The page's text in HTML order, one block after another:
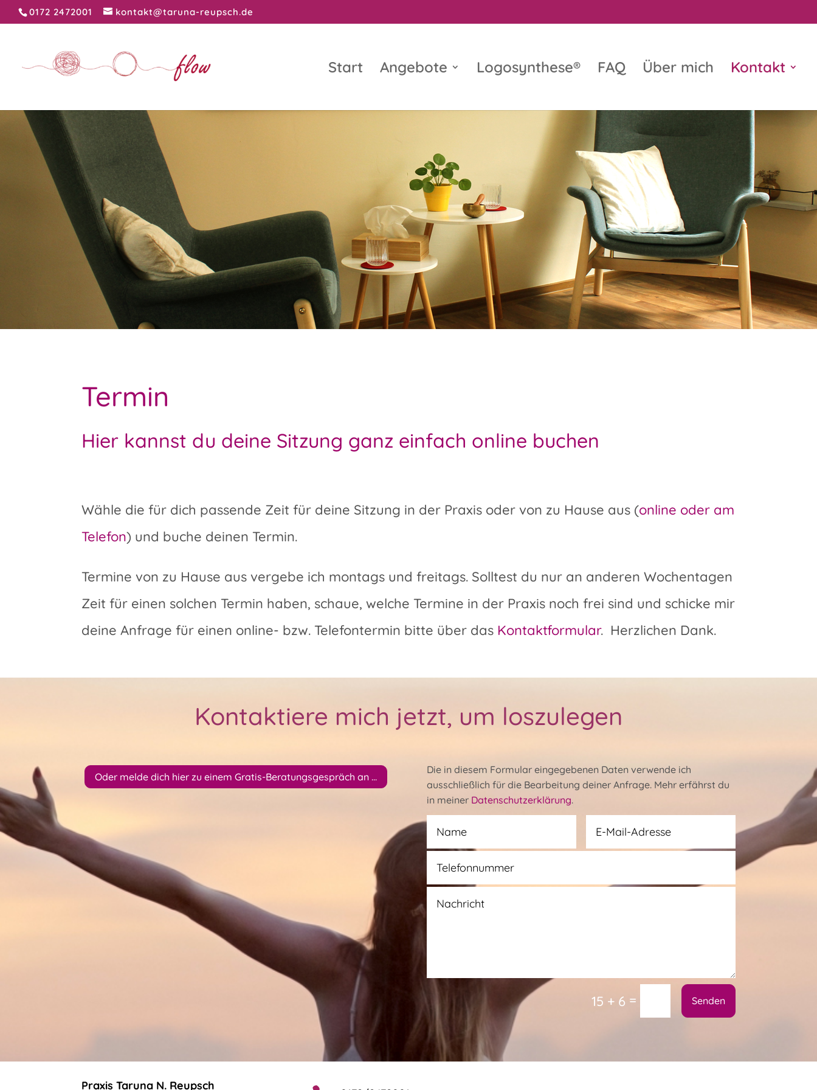
0172 2472001 kontakt@taruna-reupsch.de
Start Angebote Logosynthese® FAQ Über mich Kontakt
Termin
Hier kannst du deine Sitzung ganz einfach online buchen
Wähle die für dich passende Zeit für deine Sitzung in der Praxis oder von zu Hause aus (online oder am
Telefon) und buche deinen Termin.
Termine von zu Hause aus vergebe ich montags und freitags. Solltest du nur an anderen Wochentagen
Zeit für einen solchen Termin haben, schaue, welche Termine in der Praxis noch frei sind und schicke mir
deine Anfrage für einen online- bzw. Telefontermin bitte über das Kontaktformular. Herzlichen Dank.
Kontaktiere mich jetzt, um loszulegen
Oder melde dich hier zu einem Gratis-Beratungsgespräch an ...
Die in diesem Formular eingegebenen Daten verwende ich
ausschließlich für die Bearbeitung deiner Anfrage. Mehr erfährst du
in meiner Datenschutzerklärung.
15 + 6 = Senden
Alternative:
Praxis Taruna N. Reupsch